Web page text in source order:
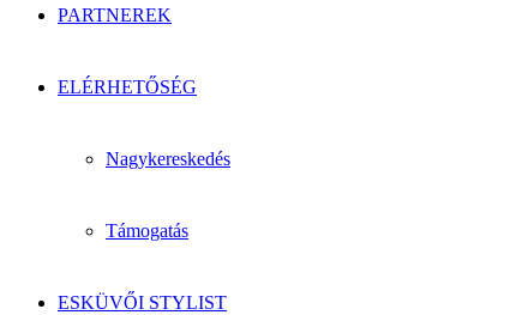
PARTNEREK
ELÉRHETŐSÉG
Nagykereskedés
Támogatás
ESKÜVŐI STYLIST